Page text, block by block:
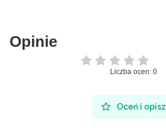
Opinie
Liczba ocen: 0
Oceń i opisz